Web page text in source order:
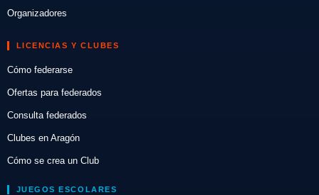
Organizadores
LICENCIAS Y CLUBES
Cómo federarse
Ofertas para federados
Consulta federados
Clubes en Aragón
Cómo se crea un Club
JUEGOS ESCOLARES